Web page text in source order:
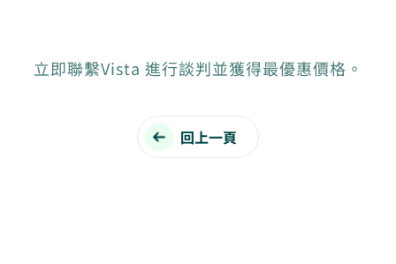
立即聯繫Vista 進行談判並獲得最優惠價格。
回上一頁